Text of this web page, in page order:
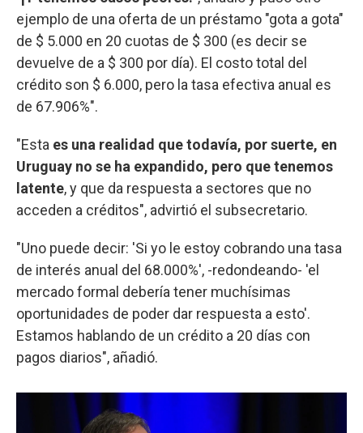
ejemplo de una oferta de un préstamo "gota a gota"
de $ 5.000 en 20 cuotas de $ 300 (es decir se
devuelve de a $ 300 por día). El costo total del
crédito son $ 6.000, pero la tasa efectiva anual es
de 67.906%".
"Esta es una realidad que todavía, por suerte, en
Uruguay no se ha expandido, pero que tenemos
latente, y que da respuesta a sectores que no
acceden a créditos", advirtió el subsecretario.
"Uno puede decir: 'Si yo le estoy cobrando una tasa
de interés anual del 68.000%', -redondeando- 'el
mercado formal debería tener muchísimas
oportunidades de poder dar respuesta a esto'.
Estamos hablando de un crédito a 20 días con
pagos diarios", añadió.